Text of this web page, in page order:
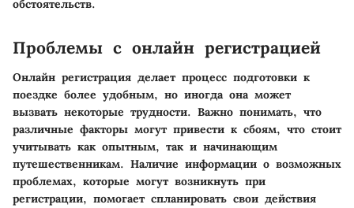
обстоятельств.
Проблемы с онлайн регистрацией
Онлайн регистрация делает процесс подготовки к
поездке более удобным, но иногда она может
вызвать некоторые трудности. Важно понимать, что
различные факторы могут привести к сбоям, что стоит
учитывать как опытным, так и начинающим
путешественникам. Наличие информации о возможных
проблемах, которые могут возникнуть при
регистрации, помогает спланировать свои действия